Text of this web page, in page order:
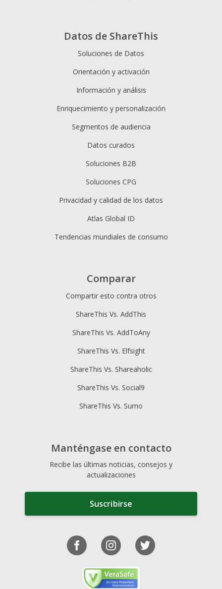
Datos de ShareThis
Soluciones de Datos
Orientación y activación
Información y análisis
Enriquecimiento y personalización
Segmentos de audiencia
Datos curados
Soluciones B2B
Soluciones CPG
Privacidad y calidad de los datos
Atlas Global ID
Tendencias mundiales de consumo
Comparar
Compartir esto contra otros
ShareThis Vs. AddThis
ShareThis Vs. AddToAny
ShareThis Vs. Elfsight
ShareThis Vs. Shareaholic
ShareThis Vs. Social9
ShareThis Vs. Sumo
Manténgase en contacto
Recibe las últimas noticias, consejos y
actualizaciones
Suscribirse